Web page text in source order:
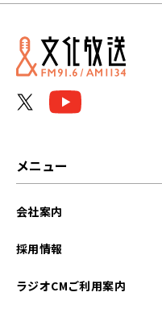
2023年03月
2023年02月
メニュー
会社案内
採用情報
ラジオCMご利用案内